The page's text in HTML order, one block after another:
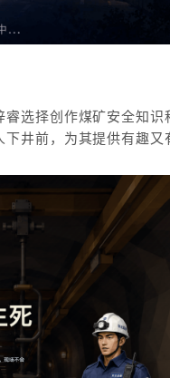
选择创作煤矿安全知识
井前，为其提供有趣又